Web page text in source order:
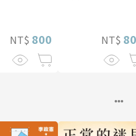
NT$ 800 NT$